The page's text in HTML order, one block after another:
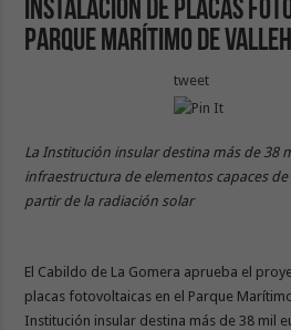
instalación de placas
Parque Marítimo de
tweet
La Institución insular destina más de 38
infraestructura de elementos capaces
partir de la radiación solar
El Cabildo de La Gomera aprueba el
placas fotovoltaicas en el Parque
Institución insular destina más de 38 mil